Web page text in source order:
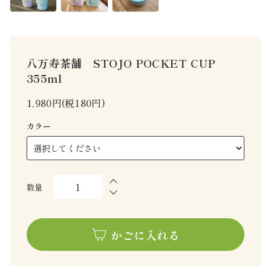
八万寿茶舗 STOJO POCKET CUP
355ml
1,980円(税180円)
カラー
数量
かごに入れる